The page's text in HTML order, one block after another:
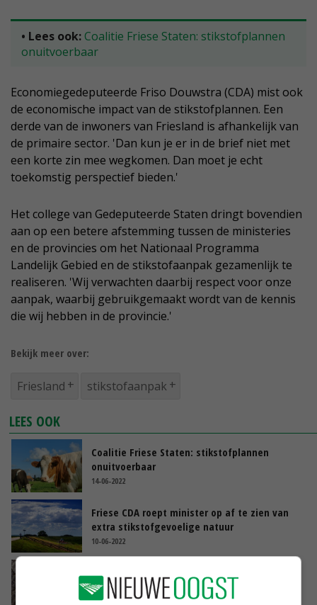
• Lees ook: Coalitie Friese Staten: stikstofplannen
onuitvoerbaar
Economiegedeputeerde Friso Douwstra (CDA) mist ook
de economische impact van de stikstofplannen. Een
derde van de inwoners van Friesland is afhankelijk van
de primaire sector. 'Dan kun je er in de brief niet met
een korte zin mee wegkomen. Dan moet je echt
toekomstig perspectief bieden.'
Het college van Gedeputeerde Staten dringt bovendien
aan op een betere afstemming tussen de ministeries
en de provincies om het Nationaal Programma
Landelijk Gebied en de stikstofaanpak gezamenlijk te
realiseren. 'Wij verwachten daarbij respect voor onze
aanpak, waarbij gebruikgemaakt wordt van de kennis
die wij hebben in de provincie.'
Bekijk meer over:
Friesland stikstofaanpak
LEES OOK
Coalitie Friese Staten: stikstofplannen
onuitvoerbaar
14-06-2022
Friese CDA roept minister op af te zien van
extra stikstofgevoelige natuur
10-06-2022
Friesland wil herbestemming boerderij
stimuleren met prijzengeld
10-06-2022